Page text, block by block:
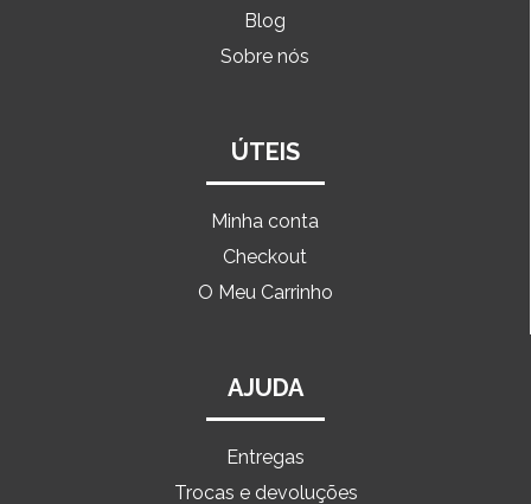
Blog
Sobre nós
ÚTEIS
Minha conta
Checkout
O Meu Carrinho
AJUDA
Entregas
Trocas e devoluções